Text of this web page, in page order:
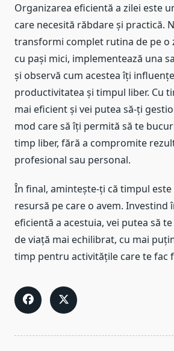
Organizarea eficientă a zilei este
care necesită răbdare și practică.
transformi complet rutina de pe o
cu pași mici, implementează una
și observă cum acestea îți
productivitatea și timpul liber. Cu
mai eficient și vei putea să-ți
mod care să îți permită să te
timp liber, fără a compromite
profesional sau personal.
În final, amintește-ți că timpul
resursă pe care o avem. Investind
eficientă a acestuia, vei putea să
de viață mai echilibrat, cu mai
timp pentru activitățile care te fac